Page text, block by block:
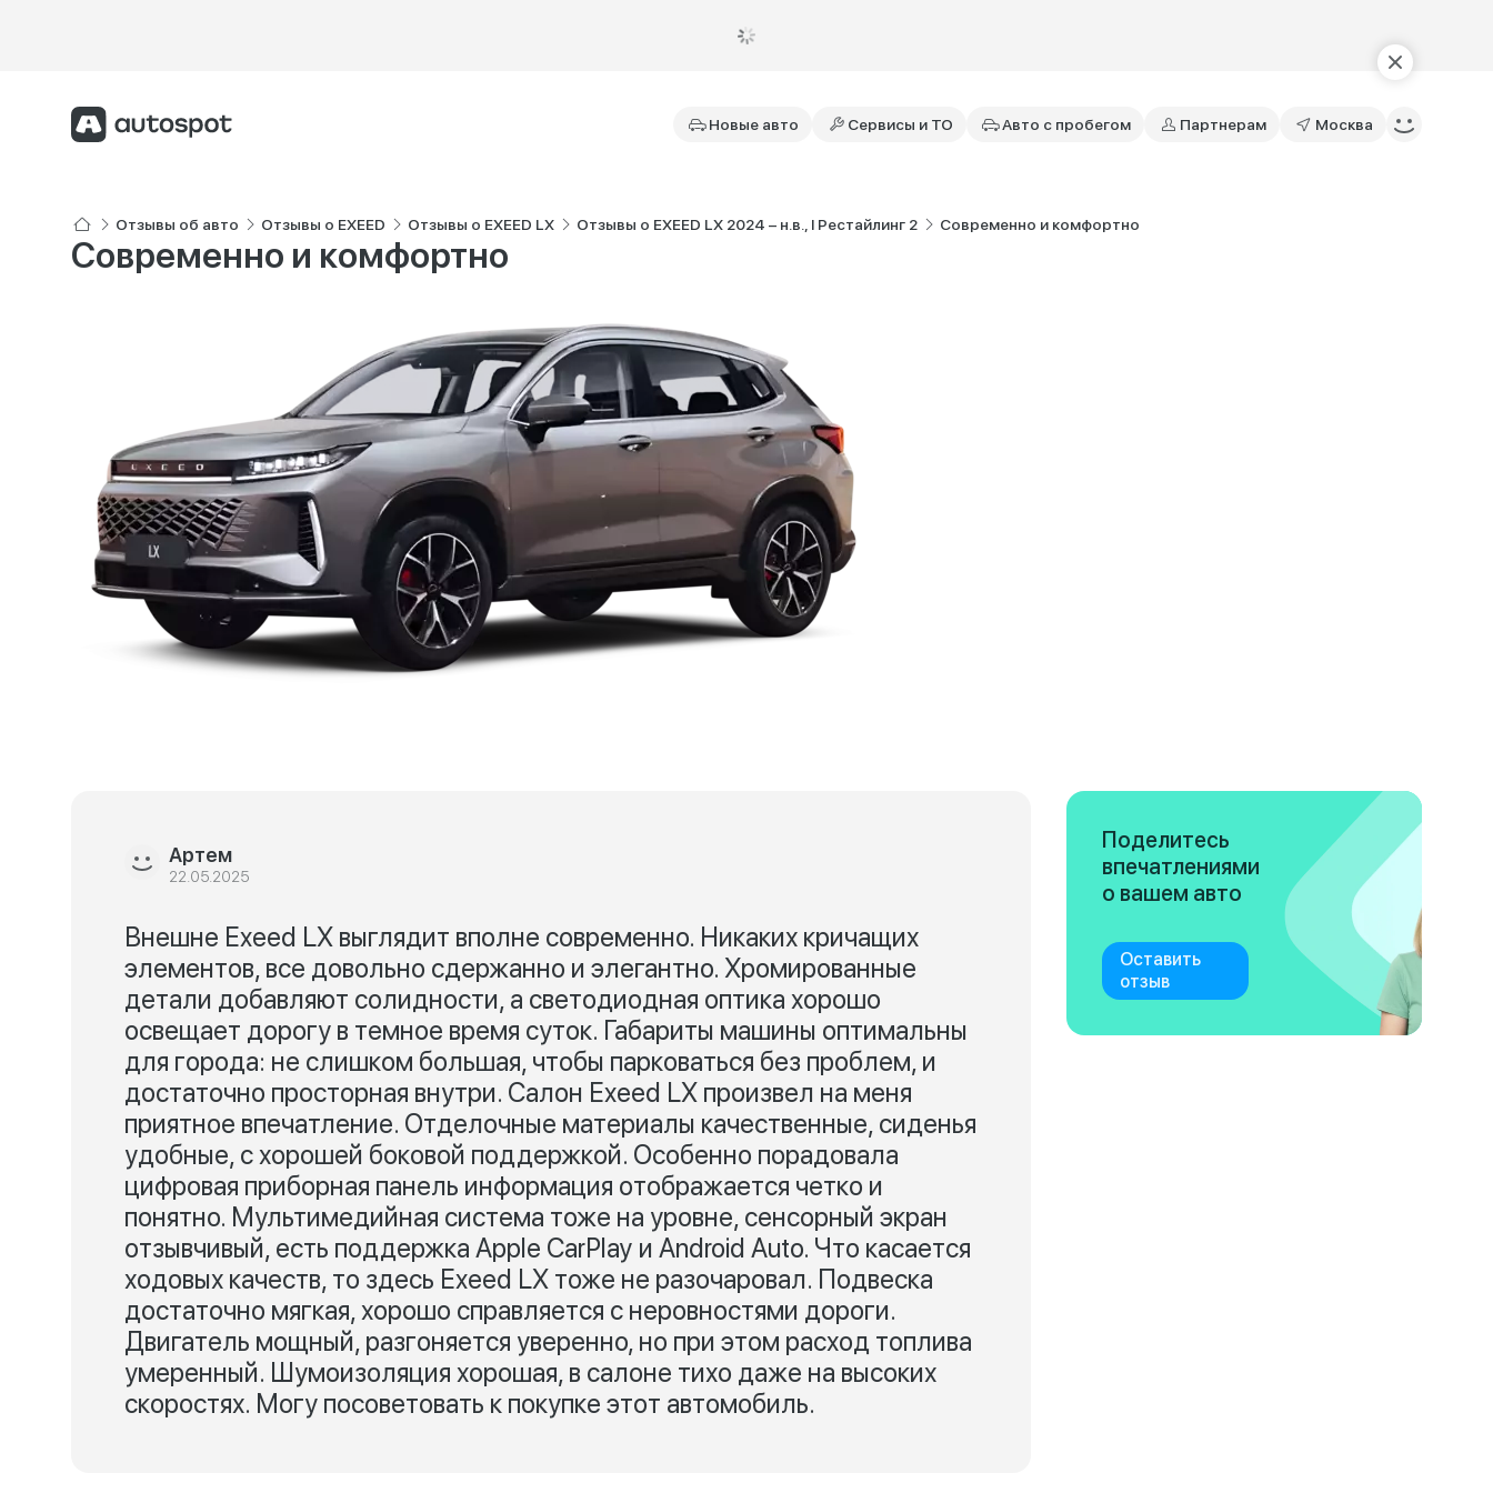
Новые авто Сервисы и ТО Авто с пробегом Партнерам Москва
Отзывы об авто Отзывы о EXEED Отзывы о EXEED LX Отзывы о EXEED LX 2024 – н.в., I Рестайлинг 2 Современно и комфортно
Современно и комфортно
Артем
22.05.2025
Внешне Exeed LX выглядит вполне современно. Никаких кричащих
элементов, все довольно сдержанно и элегантно. Хромированные
детали добавляют солидности, а светодиодная оптика хорошо
освещает дорогу в темное время суток. Габариты машины оптимальны
для города: не слишком большая, чтобы парковаться без проблем, и
достаточно просторная внутри. Салон Exeed LX произвел на меня
приятное впечатление. Отделочные материалы качественные, сиденья
удобные, с хорошей боковой поддержкой. Особенно порадовала
цифровая приборная панель информация отображается четко и
понятно. Мультимедийная система тоже на уровне, сенсорный экран
отзывчивый, есть поддержка Apple CarPlay и Android Auto. Что касается
ходовых качеств, то здесь Exeed LX тоже не разочаровал. Подвеска
достаточно мягкая, хорошо справляется с неровностями дороги.
Двигатель мощный, разгоняется уверенно, но при этом расход топлива
умеренный. Шумоизоляция хорошая, в салоне тихо даже на высоких
скоростях. Могу посоветовать к покупке этот автомобиль.
Поделитесь
впечатлениями
о вашем авто
Оставить
отзыв